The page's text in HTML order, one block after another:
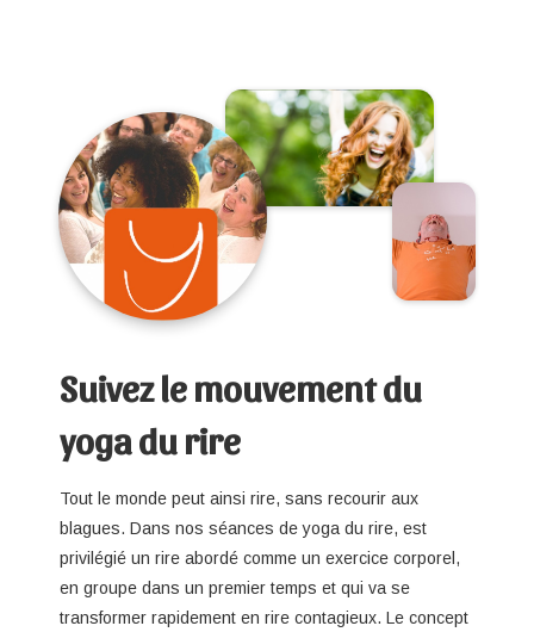
Suivez le mouvement du
yoga du rire
Tout le monde peut ainsi rire, sans recourir aux
blagues. Dans nos séances de yoga du rire, est
privilégié un rire abordé comme un exercice corporel,
en groupe dans un premier temps et qui va se
transformer rapidement en rire contagieux. Le concept